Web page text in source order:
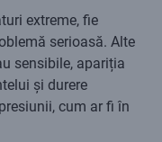
extreme, fie
serioasă. Alte
sensibile, apariția
și durere
cum ar fi în